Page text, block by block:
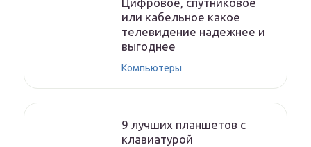
или кабельное какое
телевидение надежнее и
выгоднее
Компьютеры
9 лучших планшетов с
клавиатурой